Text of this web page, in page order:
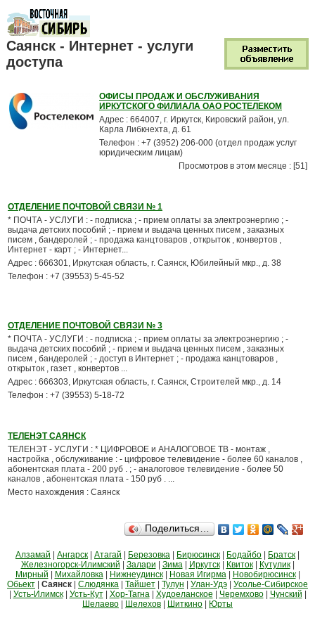
Саянск - Интернет - услуги
доступа
ОФИСЫ ПРОДАЖ И ОБСЛУЖИВАНИЯ
ИРКУТСКОГО ФИЛИАЛА ОАО РОСТЕЛЕКОМ
Адрес : 664007, г. Иркутск, Кировский район, ул.
Карла Либкнехта, д. 61
Телефон : +7 (3952) 206-000 (отдел продаж услуг
юридическим лицам)
Просмотров в этом месяце : [51]
ОТДЕЛЕНИЕ ПОЧТОВОЙ СВЯЗИ № 1
* ПОЧТА - УСЛУГИ : - подписка ; - прием оплаты за электроэнергию ; -
выдача детских пособий ; - прием и выдача ценных писем , заказных
писем , бандеролей ; - продажа канцтоваров , открыток , конвертов ,
Интернет - карт ; - Интернет...
Адрес : 666301, Иркутская область, г. Саянск, Юбилейный мкр., д. 38
Телефон : +7 (39553) 5-45-52
ОТДЕЛЕНИЕ ПОЧТОВОЙ СВЯЗИ № 3
* ПОЧТА - УСЛУГИ : - подписка ; - прием оплаты за электроэнергию ; -
выдача детских пособий ; - прием и выдача ценных писем , заказных
писем , бандеролей ; - доступ в Интернет ; - продажа канцтоваров ,
открыток , газет , конвертов ...
Адрес : 666303, Иркутская область, г. Саянск, Строителей мкр., д. 14
Телефон : +7 (39553) 5-18-72
ТЕЛЕНЭТ САЯНСК
ТЕЛЕНЭТ - УСЛУГИ : * ЦИФРОВОЕ и АНАЛОГОВОЕ ТВ - монтаж ,
настройка , обслуживание : - цифровое телевидение - более 60 каналов ,
абонентская плата - 200 руб . ; - аналоговое телевидение - более 50
каналов , абонентская плата - 150 руб . ...
Место нахождения : Саянск
Поделиться…
Алзамай Ангарск Атагай Березовка Бирюсинск Бодайбо Братск
Железногорск-Илимский
Залари Зима| Иркутск| Квиток| Кутулик|
Мирный
Михайловка| Нижнеудинск| Новая Игирма| Новобирюсинск|
Обьект
Саянск Слюдянка Тайшет Тулун Улан-Удэ
Усолье-Сибирское
Усть-Илимск| Усть-Кут| Хор-Тагна| Худоеланское Черемхово| Чунский
Шелаево
Шелехов Шиткино Юрты